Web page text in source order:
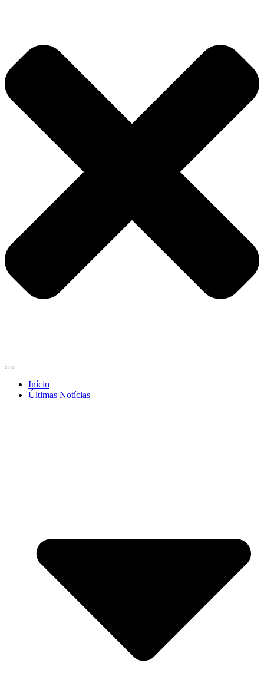
Início
Últimas Notícias